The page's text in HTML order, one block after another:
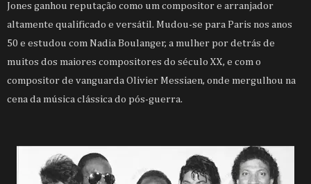
Jones ganhou reputação como um compositor e arranjador
altamente qualificado e versátil. Mudou-se para Paris nos anos
50 e estudou com Nadia Boulanger, a mulher por detrás de
muitos dos maiores compositores do século XX, e com o
compositor de vanguarda Olivier Messiaen, onde mergulhou na
cena da música clássica do pós-guerra.